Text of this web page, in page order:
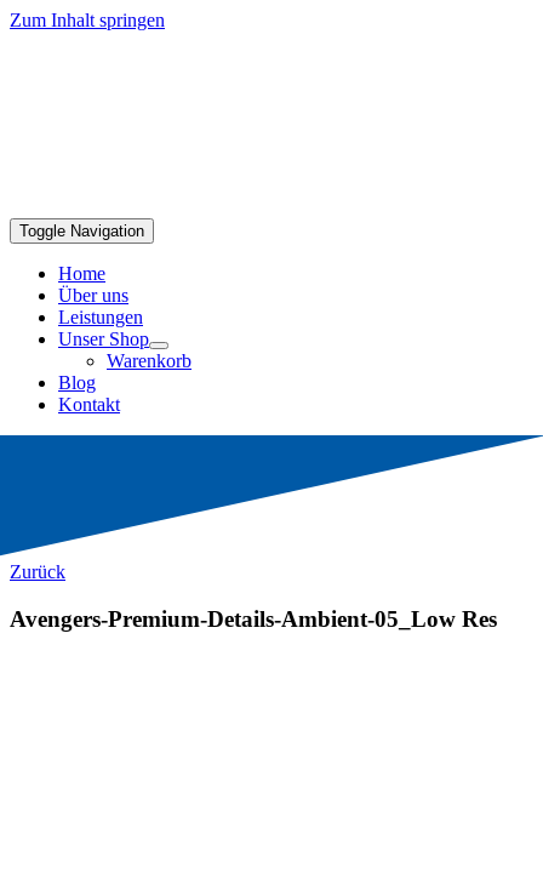
Zum Inhalt springen
Toggle Navigation
Home
Über uns
Leistungen
Unser Shop
Warenkorb
Blog
Kontakt
Zurück
Avengers-Premium-Details-Ambient-05_Low Res